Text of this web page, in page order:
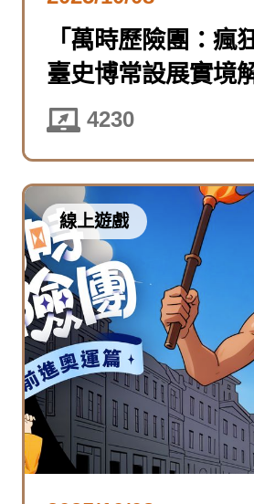
「萬時歷險團：瘋
臺史博常設展實境
4230
線上遊戲